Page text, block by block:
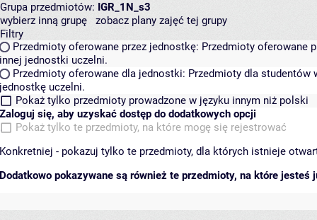
Grupa przedmiotów: IGR_1N_s3
wybierz inną grupę
zobacz plany zajęć tej grupy
Filtry
Przedmioty oferowane przez jednostkę: Przedmioty oferowane
innej jednostki uczelni.
Przedmioty oferowane dla jednostki: Przedmioty dla studentów
jednostkę uczelni.
Pokaż tylko przedmioty prowadzone w języku innym niż polski
Zaloguj się, aby uzyskać dostęp do dodatkowych opcji
Pokaż tylko te przedmioty, na które mogę się rejestrować
Konkretniej - pokazuj tylko te przedmioty, dla których istnieje
Dodatkowo pokazywane są również te przedmioty, na które jesteś